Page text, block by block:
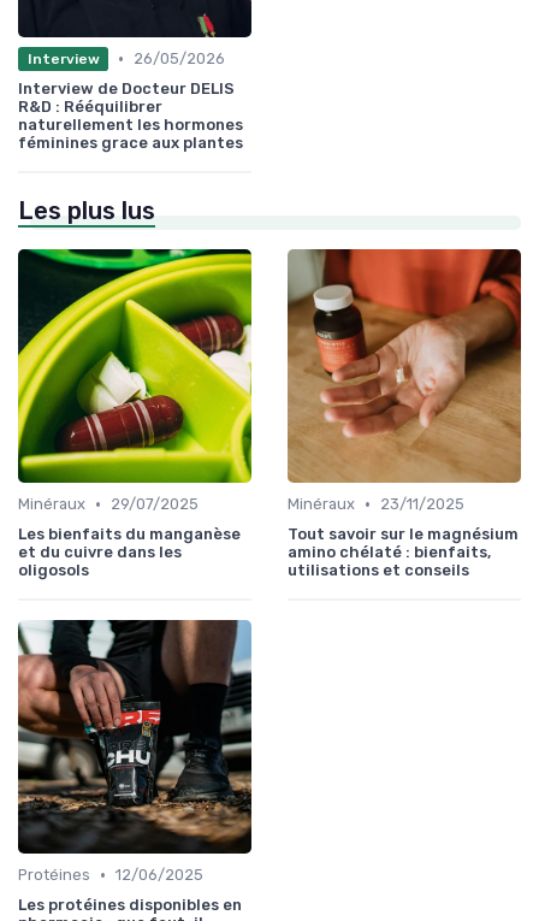
Interview •
26/05/2026
Interview de Docteur DELIS
R&D : Rééquilibrer
naturellement les hormones
féminines grace aux plantes
Les plus lus
Minéraux •
29/07/2025
Les bienfaits du manganèse
et du cuivre dans les
oligosols
Minéraux •
23/11/2025
Tout savoir sur le magnésium
amino chélaté : bienfaits,
utilisations et conseils
Protéines • 12/06/2025
Les protéines disponibles en